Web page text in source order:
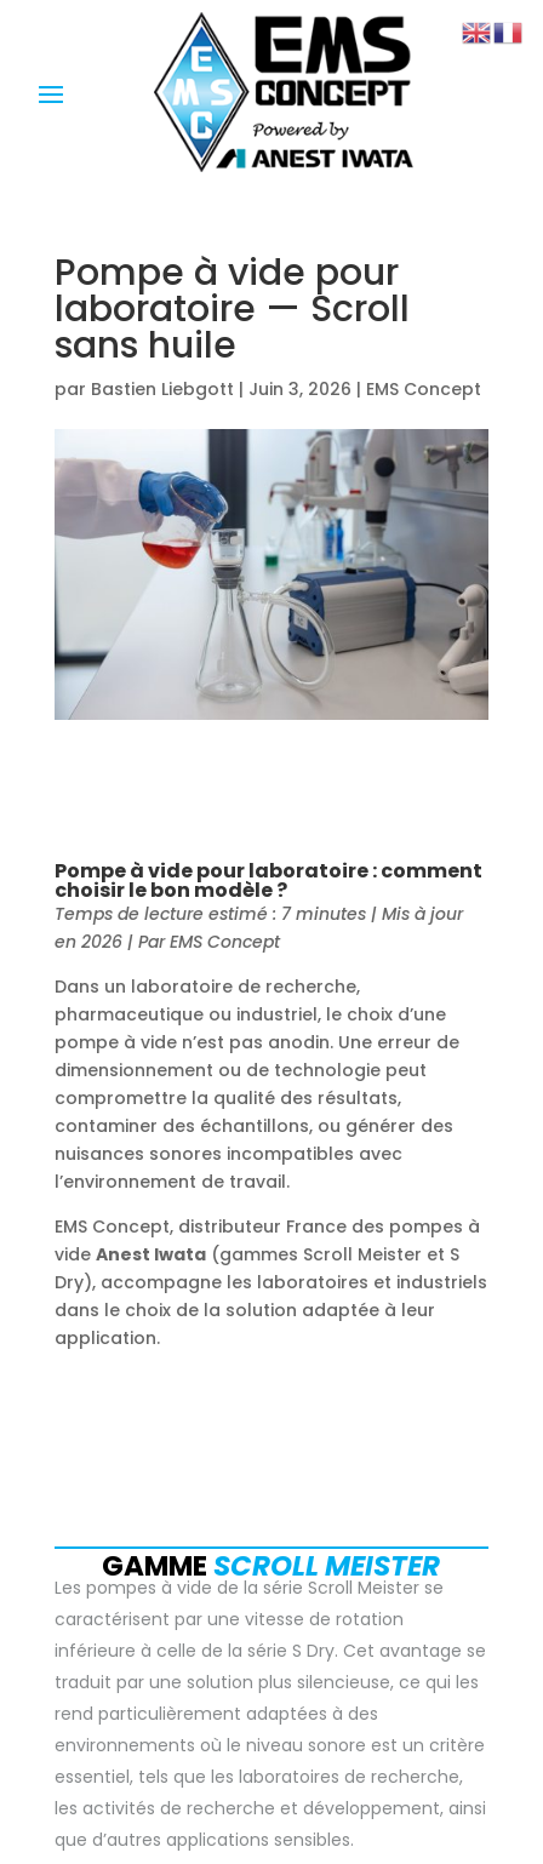
Pompe à vide pour
laboratoire — Scroll
sans huile
par Bastien Liebgott | Juin 3, 2026 | EMS Concept
Pompe à vide pour laboratoire : comment
choisir le bon modèle ?
Temps de lecture estimé : 7 minutes | Mis à jour
en 2026 | Par EMS Concept
Dans un laboratoire de recherche,
pharmaceutique ou industriel, le choix d’une
pompe à vide n’est pas anodin. Une erreur de
dimensionnement ou de technologie peut
compromettre la qualité des résultats,
contaminer des échantillons, ou générer des
nuisances sonores incompatibles avec
l’environnement de travail.
EMS Concept, distributeur France des pompes à
vide Anest Iwata(gammes Scroll Meister et S
Dry), accompagne les laboratoires et industriels
dans le choix de la solution adaptée à leur
application.
GAMMESCROLL MEISTER
Les pompes à vide de la série Scroll Meister se
caractérisent par une vitesse de rotation
inférieure à celle de la série S Dry. Cet avantage se
traduit par une solution plus silencieuse, ce qui les
rend particulièrement adaptées à des
environnements où le niveau sonore est un critère
essentiel, tels que les laboratoires de recherche,
les activités de recherche et développement, ainsi
que d’autres applications sensibles.